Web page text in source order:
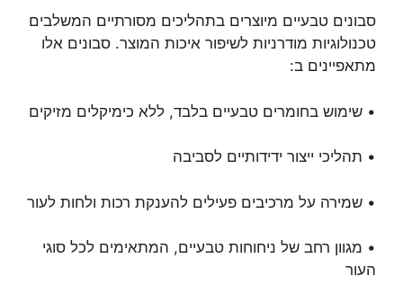
סבונים טבעיים מיוצרים בתהליכים מסורתיים המשלבים
טכנולוגיות מודרניות לשיפור איכות המוצר. סבונים אלו
מתאפיינים ב:
• שימוש בחומרים טבעיים בלבד, ללא כימיקלים מזיקים
• תהליכי ייצור ידידותיים לסביבה
• שמירה על מרכיבים פעילים להענקת רכות ולחות לעור
• מגוון רחב של ניחוחות טבעיים, המתאימים לכל סוגי
העור